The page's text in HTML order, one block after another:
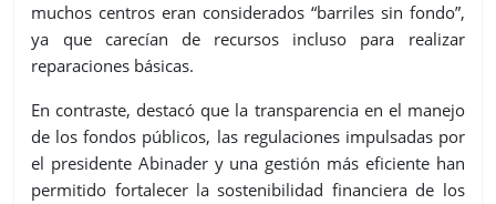
muchos centros eran considerados “barriles sin fondo”,
ya que carecían de recursos incluso para realizar
reparaciones básicas.
En contraste, destacó que la transparencia en el manejo
de los fondos públicos, las regulaciones impulsadas por
el presidente Abinader y una gestión más eficiente han
permitido fortalecer la sostenibilidad financiera de los